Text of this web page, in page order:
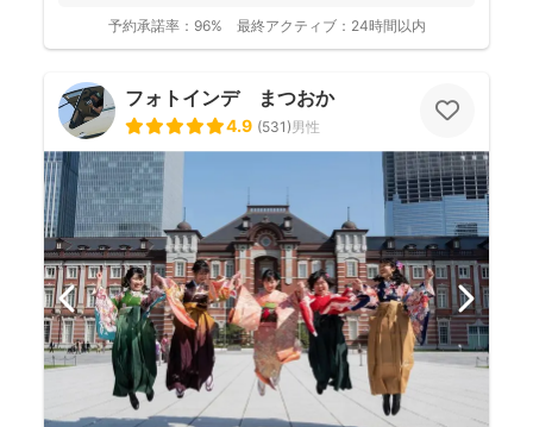
予約承諾率： 96% 最終アクティブ： 24時間以内
フォトインデ まつおか
4.9 (531)男性